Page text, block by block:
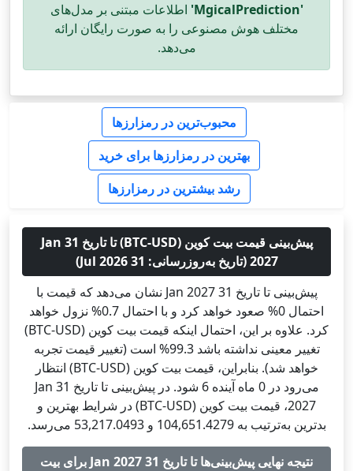
'MgicalPrediction'
اطلاعات مبتنی بر مدل‌های
مختلف هوش مصنوعی را به صورت رایگان ارائه
می‌دهد.
محبوب‌ترین در رمزارزها
بهترین در رمزارزها برای خرید
رشد بیشترین در رمزارزها
پیش‌بینی قیمت بیت کوین (BTC-USD) تا تاریخ 31 Jan
2027 (تاریخ به‌روزرسانی: 31 Jul 2026)
پیش‌بینی تا تاریخ 31 Jan 2027 نشان می‌دهد که قیمت با
احتمال 0% صعود خواهد کرد و با احتمال 0.7% نزول خواهد
کرد. علاوه بر این، احتمال اینکه قیمت بیت کوین (BTC-USD)
تغییر معینی نداشته باشد 99.3% است (تغییر قیمت تجربه
خواهد شد). بنابراین، قیمت بیت کوین (BTC-USD) انتظار
می‌رود در 0 ماه آینده 6 شود. در پیش‌بینی تا تاریخ 31 Jan
2027، قیمت بیت کوین (BTC-USD) در شرایط بهترین و
بدترین به‌ترتیب به 104,651.4279 و 53,217.0493 می‌رسد.
نتیجه نهایی پیش‌بینی‌ها تا تاریخ 31 Jan 2027 برای بیت